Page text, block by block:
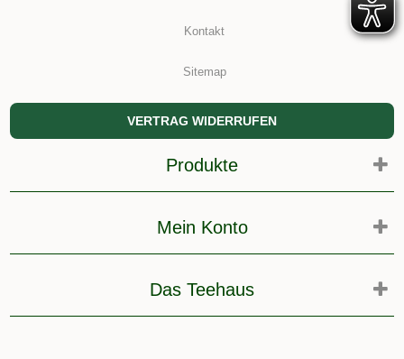
Kontakt
Sitemap
VERTRAG WIDERRUFEN
Produkte
Mein Konto
Das Teehaus